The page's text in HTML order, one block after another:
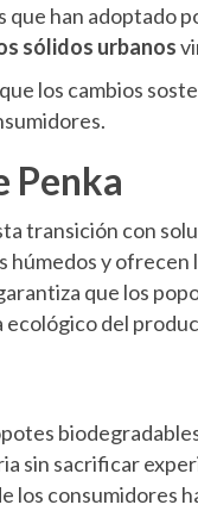
que han adoptado
sólidos urbanos
los cambios
Penka
transición con
y ofrecen
que los
ecológico del
sin sacrificar
los consumidores